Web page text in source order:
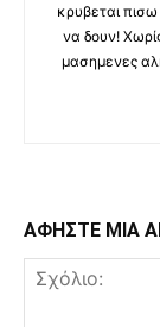
κρυβεται
να δουν!
μασημενες
ΑΦΗΣΤΕ ΜΙΑ